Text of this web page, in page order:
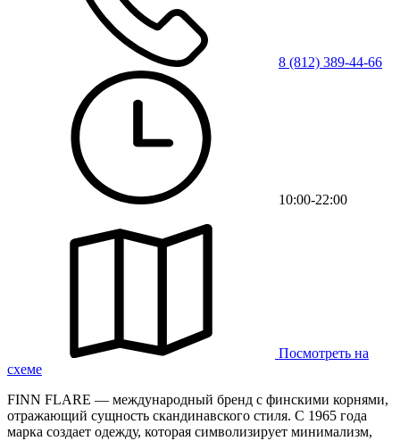
8 (812) 389-44-66
10:00-22:00
Посмотреть на
схеме
FINN FLARE — международный бренд с финскими корнями,
отражающий сущность скандинавского стиля. С 1965 года
марка создает одежду, которая символизирует минимализм,